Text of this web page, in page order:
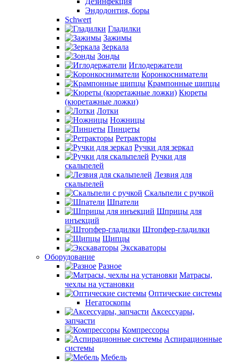
Эндодонтия, боры
Schwert
Гладилки
Зажимы
Зеркала
Зонды
Иглодержатели
Коронкосниматели
Крампонные щипцы
Кюреты
(кюретажные ложки)
Лотки
Ножницы
Пинцеты
Ретракторы
Ручки для зеркал
Ручки для
скальпелей
Лезвия для
скальпелей
Скальпели с ручкой
Шпатели
Шприцы для
инъекций
Штопфер-гладилки
Щипцы
Экскаваторы
Оборудование
Разное
Матрасы,
чехлы на установки
Оптические системы
Негатоскопы
Аксессуары,
запчасти
Компрессоры
Аспирационные
системы
Мебель